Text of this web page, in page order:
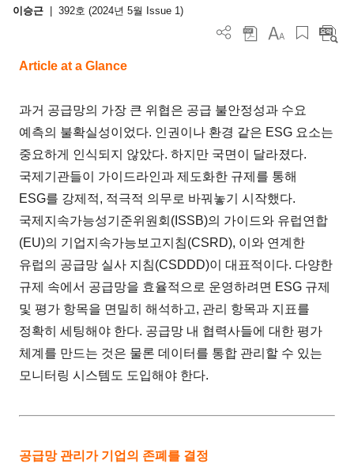
이승근 392호 (2024년 5월 Issue 1)
Article at a Glance
과거 공급망의 가장 큰 위협은 공급 불안정성과 수요
예측의 불확실성이었다. 인권이나 환경 같은 ESG 요소는
중요하게 인식되지 않았다. 하지만 국면이 달라졌다.
국제기관들이 가이드라인과 제도화한 규제를 통해
ESG를 강제적, 적극적 의무로 바꿔놓기 시작했다.
국제지속가능성기준위원회(ISSB)의 가이드와 유럽연합
(EU)의 기업지속가능보고지침(CSRD), 이와 연계한
유럽의 공급망 실사 지침(CSDDD)이 대표적이다. 다양한
규제 속에서 공급망을 효율적으로 운영하려면 ESG 규제
및 평가 항목을 면밀히 해석하고, 관리 항목과 지표를
정확히 세팅해야 한다. 공급망 내 협력사들에 대한 평가
체계를 만드는 것은 물론 데이터를 통합 관리할 수 있는
모니터링 시스템도 도입해야 한다.
공급망 관리가 기업의 존폐를 결정